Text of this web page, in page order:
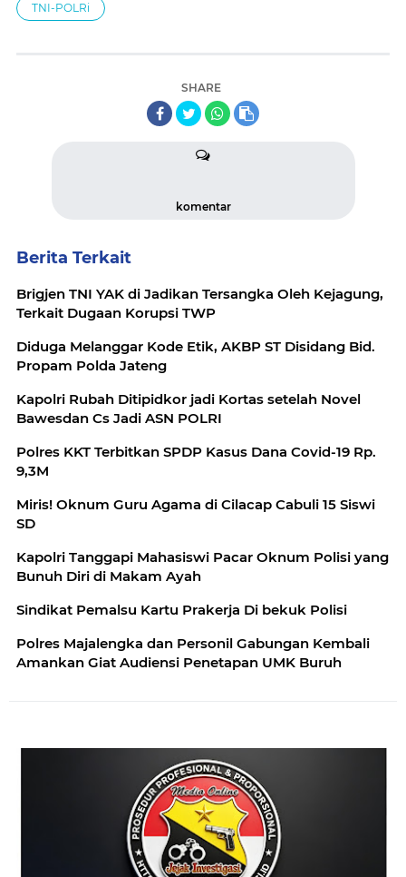
TNI-POLRi
SHARE
komentar
Berita Terkait
Brigjen TNI YAK di Jadikan Tersangka Oleh Kejagung,
Terkait Dugaan Korupsi TWP
Diduga Melanggar Kode Etik, AKBP ST Disidang Bid.
Propam Polda Jateng
Kapolri Rubah Ditipidkor jadi Kortas setelah Novel
Bawesdan Cs Jadi ASN POLRI
Polres KKT Terbitkan SPDP Kasus Dana Covid-19 Rp.
9,3M
Miris! Oknum Guru Agama di Cilacap Cabuli 15 Siswi
SD
Kapolri Tanggapi Mahasiswi Pacar Oknum Polisi yang
Bunuh Diri di Makam Ayah
Sindikat Pemalsu Kartu Prakerja Di bekuk Polisi
Polres Majalengka dan Personil Gabungan Kembali
Amankan Giat Audiensi Penetapan UMK Buruh